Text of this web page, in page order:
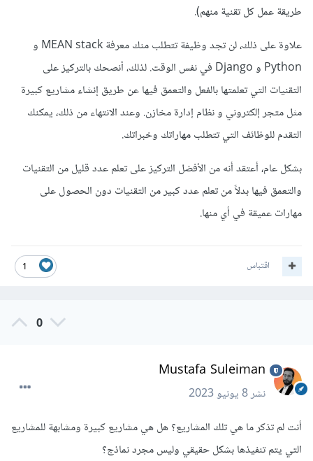
طريقة عمل كل تقنية منهم).
علاوة على ذلك، لن تجد وظيفة تتطلب منك معرفة MEAN stack و
Python و Django في نفس الوقت. لذلك، أنصحك بالتركيز على
التقنيات التي تعلمتها بالفعل والتعمق فيها عن طريق إنشاء مشاريع كبيرة
مثل متجر إلكتروني و نظام إدارة مخازن. وعند الانتهاء من ذلك، يمكنك
التقدم للوظائف التي تتطلب مهاراتك وخبراتك.
بشكل عام، أعتقد أنه من الأفضل التركيز على تعلم عدد قليل من التقنيات
والتعمق فيها بدلاً من تعلم عدد كبير من التقنيات دون الحصول على
مهارات عميقة في أي منها.
1 اقتباس
0
Mustafa Suleiman
نشر8 يونيو 2023
أنت لم تذكر ما هي تلك المشاريع؟ هل هي مشاريع كبيرة ومشابهة للمشاريع
التي يتم تنفيذها بشكل حقيقي وليس مجرد نماذج؟